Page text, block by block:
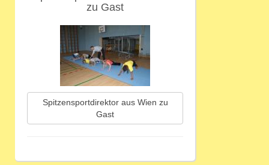
zu Gast
Spitzensportdirektor aus Wien zu
Gast